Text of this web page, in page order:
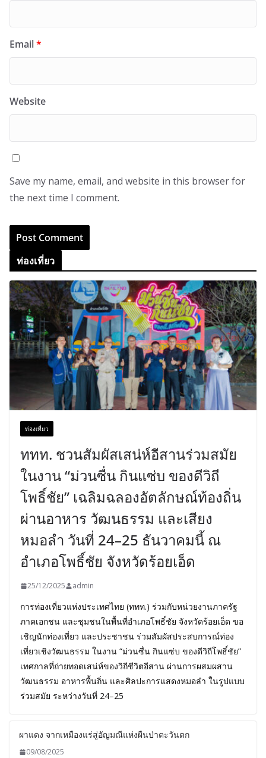
Email*
Website
Save my name, email, and website in this browser for
the next time I comment.
ท่องเที่ยว
ท่องเที่ยว
ททท. ชวนสัมผัสเสน่ห์อีสานร่วมสมัย
ในงาน “ม่วนซื่น กินแซ่บ ของดีวิถี
โพธิ์ชัย” เฉลิมฉลองอัตลักษณ์ท้องถิ่น
ผ่านอาหาร วัฒนธรรม และเสียง
หมอลำ วันที่ 24–25 ธันวาคมนี้ ณ
อำเภอโพธิ์ชัย จังหวัดร้อยเอ็ด
25/12/2025 admin
การท่องเที่ยวแห่งประเทศไทย (ททท.) ร่วมกับหน่วยงานภาครัฐ
ภาคเอกชน และชุมชนในพื้นที่อำเภอโพธิ์ชัย จังหวัดร้อยเอ็ด ขอ
เชิญนักท่องเที่ยว และประชาชน ร่วมสัมผัสประสบการณ์ท่อง
เที่ยวเชิงวัฒนธรรม ในงาน “ม่วนซื่น กินแซ่บ ของดีวิถีโพธิ์ชัย”
เทศกาลที่ถ่ายทอดเสน่ห์ของวิถีชีวิตอีสาน ผ่านการผสมผสาน
วัฒนธรรม อาหารพื้นถิ่น และศิลปะการแสดงหมอลำ ในรูปแบบ
ร่วมสมัย ระหว่างวันที่ 24–25
ผาแดง จากเหมืองแร่สู่อัญมณีแห่งผืนป่าตะวันตก
09/08/2025